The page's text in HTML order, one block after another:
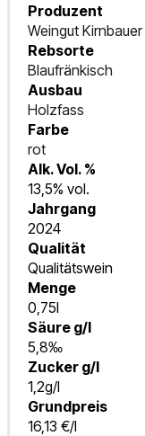
Produzent
Weingut Kirnbauer
Rebsorte
Blaufränkisch
Ausbau
Holzfass
Farbe
rot
Alk. Vol. %
13,5% vol.
Jahrgang
2024
Qualität
Qualitätswein
Menge
0,75l
Säure g/l
5,8‰
Zucker g/l
1,2g/l
Grundpreis
16,13 €/l